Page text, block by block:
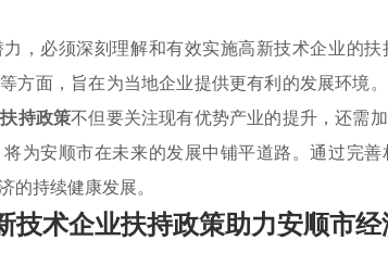
，必须深刻理解和有效实施高新技术企业的
方面，旨在为当地企业提供更有利的发展环境
持政策不但要关注现有优势产业的提升，还需
为安顺市在未来的发展中铺平道路。通过完
的持续健康发展。
技术企业扶持政策助力安顺市